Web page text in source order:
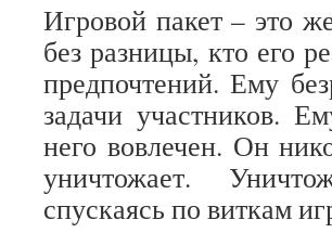
Игровой пакет – это
без разницы, кто его
предпочтений. Ему
задачи участников.
него вовлечен. Он
уничтожает.
спускаясь по виткам